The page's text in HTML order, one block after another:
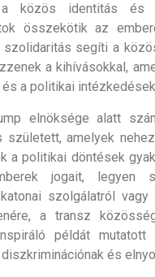
a közös identitás és
összekötik az
szolidaritás segíti a
a kihívásokkal,
a politikai
elnöksége alatt
született, amelyek
a politikai döntések
jogait, legyen
szolgálatról vagy
a transz
példát mutatott
és